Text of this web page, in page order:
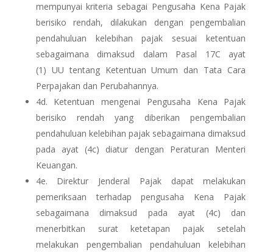
mempunyai kriteria sebagai Pengusaha Kena Pajak
berisiko rendah, dilakukan dengan pengembalian
pendahuluan kelebihan pajak sesuai ketentuan
sebagaimana dimaksud dalam Pasal 17C ayat
(1) UU tentang Ketentuan Umum dan Tata Cara
Perpajakan dan Perubahannya.
4d. Ketentuan mengenai Pengusaha Kena Pajak
berisiko rendah yang diberikan pengembalian
pendahuluan kelebihan pajak sebagaimana dimaksud
pada ayat (4c) diatur dengan Peraturan Menteri
Keuangan.
4e. Direktur Jenderal Pajak dapat melakukan
pemeriksaan terhadap pengusaha Kena Pajak
sebagaimana dimaksud pada ayat (4c) dan
menerbitkan surat ketetapan pajak setelah
melakukan pengembalian pendahuluan kelebihan